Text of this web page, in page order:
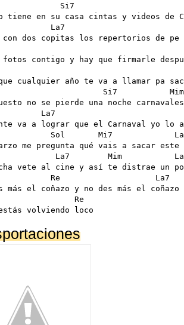
Si7
tiene en su casa cintas y videos de
La7
con dos copitas los repertorios de pe
fotos contigo y hay que firmarle
cualquier año te va a llamar pa
Si7           Mim
no se pierde una noche
La7
va a lograr que el Carnaval yo lo
Sol       Mi7
me pregunta qué vais a sacar este
La7        Mim
vete al cine y así te distrae un
Re                    La7
más el coñazo y no des más el coñazo
Re
volviendo loco